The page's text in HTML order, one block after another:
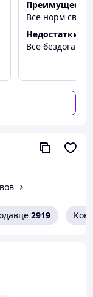
вашей покупке.
Преимущества
Все норм своє
Недостатки
Все бездоганно
2919